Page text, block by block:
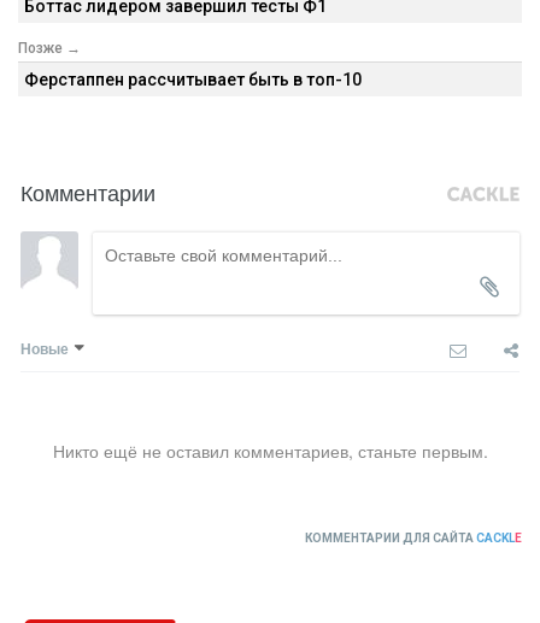
Боттас лидером завершил тесты Ф1
Позже →
Ферстаппен рассчитывает быть в топ-10
Комментарии
Новые
Никто ещё не оставил комментариев, станьте первым.
КОММЕНТАРИИ ДЛЯ САЙТА CACKLE